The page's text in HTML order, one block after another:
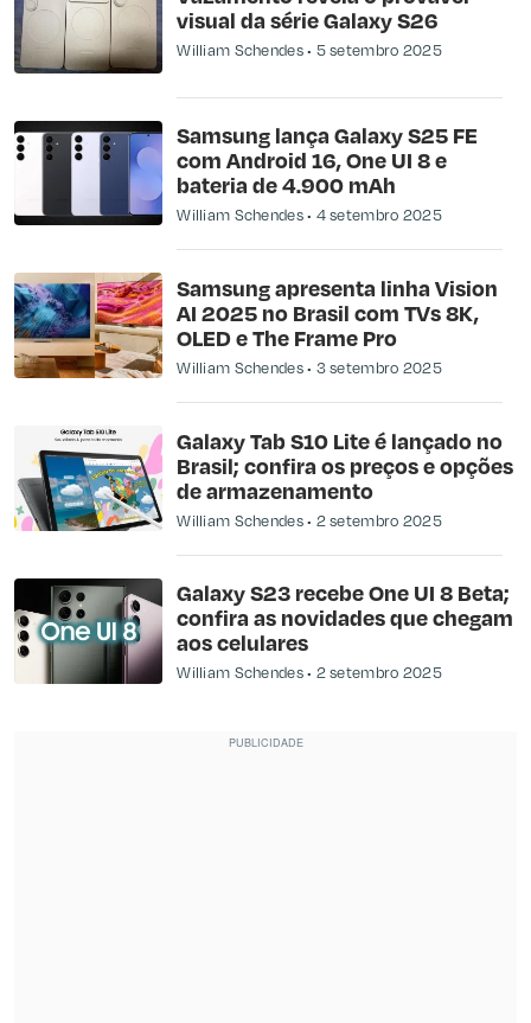
visual da série Galaxy S26
William Schendes 5 setembro 2025
Samsung lança Galaxy S25 FE
com Android 16, One UI 8 e
bateria de 4.900 mAh
William Schendes 4 setembro 2025
Samsung apresenta linha Vision
AI 2025 no Brasil com TVs 8K,
OLED e The Frame Pro
William Schendes 3 setembro 2025
Galaxy Tab S10 Lite é lançado no
Brasil; confira os preços e opções
de armazenamento
William Schendes 2 setembro 2025
Galaxy S23 recebe One UI 8 Beta;
confira as novidades que chegam
aos celulares
William Schendes 2 setembro 2025